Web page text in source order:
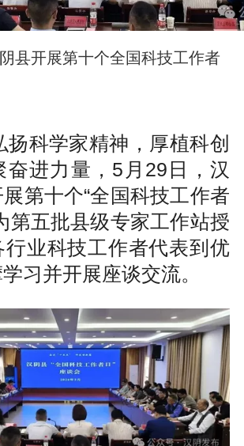
县开展第十个全国科技工作者
科学家精神，厚植科创
奋进力量，5月29日，汉
第十个“全国科技工作者
第五批县级专家工作站授
行业科技工作者代表到优
习并开展座谈交流。